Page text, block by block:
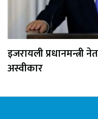
इजरायली प्रधानमन्त्री
अस्वीकार